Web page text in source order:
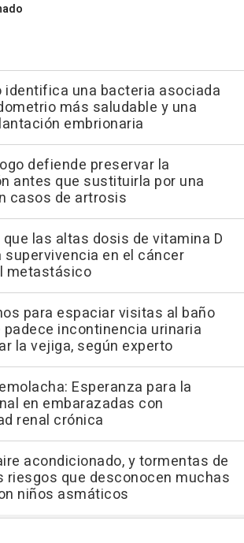
identifica una bacteria asociada
más saludable y una
embrionaria
defiende preservar la
antes que sustituirla por una
casos de artrosis
las altas dosis de vitamina D
supervivencia en el cáncer
metastásico
para espaciar visitas al baño
padece incontinencia urinaria
la vejiga, según experto
Esperanza para la
en embarazadas con
renal crónica
acondicionado, y tormentas de
riesgos que desconocen muchas
niños asmáticos